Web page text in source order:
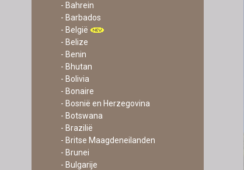
- Bahrein
- Barbados
- België
- Belize
- Benin
- Bhutan
- Bolivia
- Bonaire
- Bosnië en Herzegovina
- Botswana
- Brazilië
- Britse Maagdeneilanden
- Brunei
- Bulgarije